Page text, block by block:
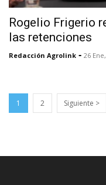
Rogelio Frigerio
las retenciones
Redacción Agrolink - 26
1 2 Siguiente >